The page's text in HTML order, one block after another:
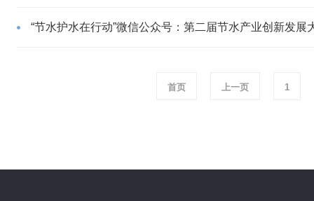
“节水护水在行动”微信公众号：第二届节水产业创新发展
首页 上一页 1